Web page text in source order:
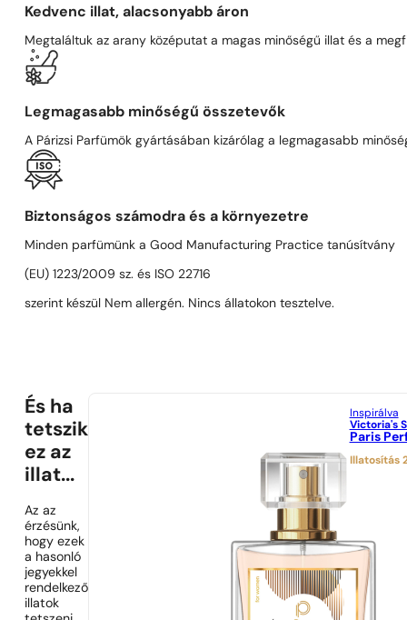
Kedvenc illat, alacsonyabb áron
Megtaláltuk az arany középutat a magas minőségű illat és a
Legmagasabb minőségű összetevők
A Párizsi Parfümök gyártásában kizárólag a legmagasabb
Biztonságos számodra és a környezetre
Minden parfümünk a Good Manufacturing Practice tanúsítvány
(EU) 1223/2009 sz. és ISO 22716
szerint készül Nem allergén. Nincs állatokon tesztelve.
És ha
tetszik
ez az
illat...
Az az
érzésünk,
hogy ezek
a hasonló
jegyekkel
rendelkező
illatok
Inspirálva
Victoria's
Paris
Illatosítás